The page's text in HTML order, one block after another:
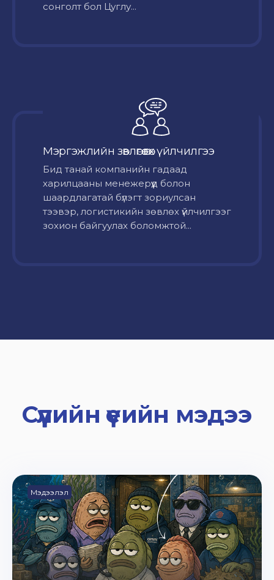
сонголт бол Цуглу...
Мэргэжлийн зөвлөгөө өгөх үйлчилгээ
Бид танай компанийн гадаад
харилцааны менежерүүд болон
шаардлагатай бүлэгт зориулсан
тээвэр, логистикийн зөвлөх үйлчилгээг
зохион байгуулах боломжтой...
Сүүлийн үеийн мэдээ
Мэдээлэл